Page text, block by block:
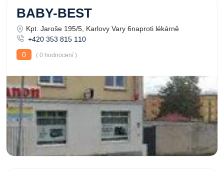
BABY-BEST
Kpt. Jaroše 195/5, Karlovy Vary 6naproti lékárně
+420 353 815 110
0
( 0 hodnocení )